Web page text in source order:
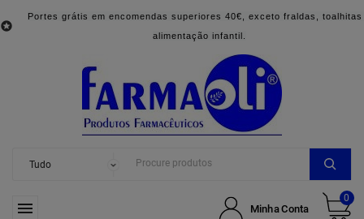

Portes grátis em encomendas superiores 40€, exceto fraldas, toalhitas
alimentação infantil.
 Minha Conta
0